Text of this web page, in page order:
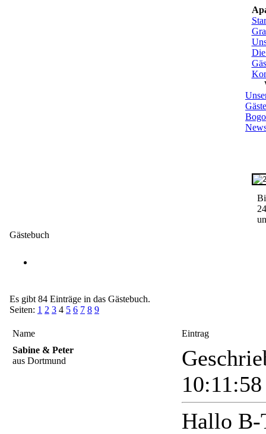
Gästebuch
Es gibt 84 Einträge in das Gästebuch.
Seiten: 1 2 3 4 5 6 7 8 9
Name
Eintrag
Sabine & Peter
aus Dortmund
Hallo